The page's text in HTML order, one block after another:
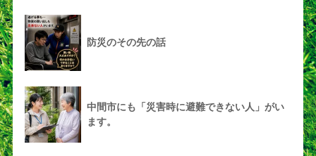
防災のその先の話
中間市にも「災害時に避難できない人」がい
ます。